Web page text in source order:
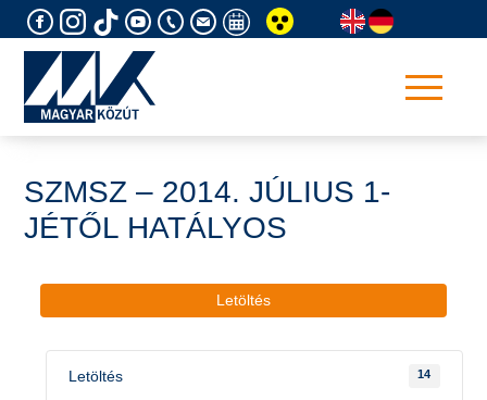
to
SZMSZ – 2014. JÚLIUS 1-
JÉTŐL HATÁLYOS
Letöltés
Letöltés 14